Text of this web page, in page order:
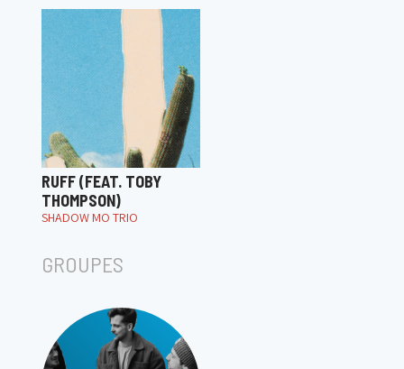
RUFF (FEAT. TOBY
THOMPSON)
SHADOW MO TRIO
GROUPES